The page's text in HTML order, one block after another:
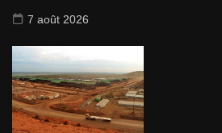
7 août 2026